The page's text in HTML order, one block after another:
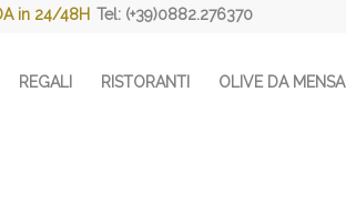
in 24/48H Tel: (+39)0882.276370
REGALI RISTORANTI OLIVE DA MENSA